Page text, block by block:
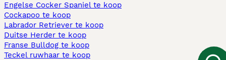
Engelse Cocker Spaniel te koop
Cockapoo te koop
Labrador Retriever te koop
Duitse Herder te koop
Franse Bulldog te koop
Teckel ruwhaar te koop